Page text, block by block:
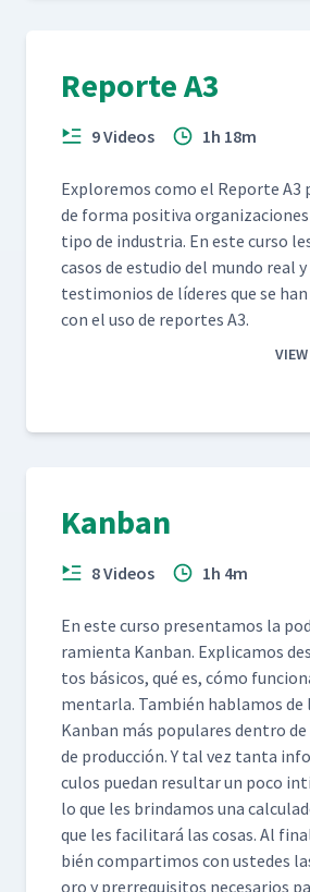
Reporte A3
9 Videos 1h 18m
Explore­mos como el Reporte A3
de for­ma pos­i­ti­va
tipo de indus­tria. En este cur­so
casos de estu­dio del mun­do real
tes­ti­mo­nios de líderes que se
con el uso de reportes A3.
Kanban
8 Videos 1h 4m
En este cur­so pre­sen­ta­mos la
ramien­ta Kan­ban. Expli­camos
tos bási­cos, qué es, cómo
men­tar­la. Tam­bién hablam­os de
Kan­ban más pop­u­lares den­tro
de pro­duc­ción. Y tal vez tan­ta
cu­los puedan resul­tar un poco
lo que les brindamos una
que les facil­i­tará las cosas. Al
bién com­par­ti­mos con ust­edes
oro y pre­rreq­ui­si­tos nece­sar­ios